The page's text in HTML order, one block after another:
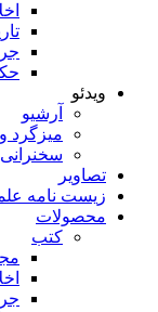
ویدئو
آرشیو
میزگرد
سخنرانی
تصاویر
زیست نامه
محصولات
کتب